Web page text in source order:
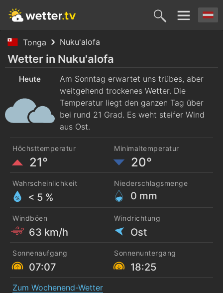
Tonga Nuku'alofa
Heute
9. Aug.
Morgen
10. Aug.
Dienstag
11. Aug. 12. Aug. 13.
Wetter in Nuku'alofa
Heute
Am Sonntag erwartet uns trübes, aber
weitgehend trockenes Wetter. Die
Temperatur liegt den ganzen Tag über
bei rund 21 Grad. Es weht steifer Wind
aus Ost.
Höchsttemperatur
21°
Minimaltemperatur
20°
Wahrscheinlichkeit
< 5 %
Niederschlagsmenge
0 mm
Windböen
63 km/h
Windrichtung
Ost
Sonnenaufgang
07:07
Sonnenuntergang
18:25
Zum Wochenend-Wetter